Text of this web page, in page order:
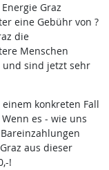
Graz
eine Gebühr von ?
die
Menschen
und sind jetzt sehr
konkreten Fall
es - wie uns
aus dieser
!